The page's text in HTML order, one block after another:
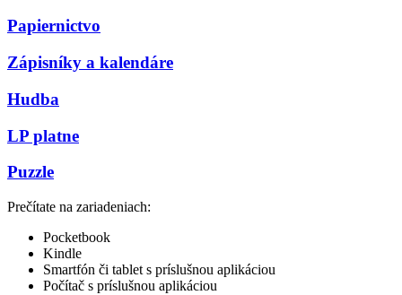
Papiernictvo
Zápisníky a kalendáre
Hudba
LP platne
Puzzle
Prečítate na zariadeniach:
Pocketbook
Kindle
Smartfón či tablet s príslušnou aplikáciou
Počítač s príslušnou aplikáciou